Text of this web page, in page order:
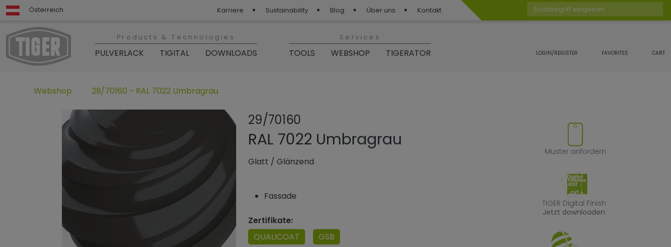
Österreich Karriere Sustainability Blog Über uns Kontakt
Suchbegriff eingeben
Products & Technologies
PULVERLACK TIGITAL DOWNLOADS
Services
TOOLS WEBSHOP TIGERATOR LOGIN/REGISTER FAVORITES CART
Webshop 29/70160 - RAL 7022 Umbragrau
29/70160
Produkt zu Favoriten hinzufügen oder
RAL 7022 Umbragrau
Glatt /Glänzend
Fassade
Zertifikate:
QUALICOAT
GSB
Muster anfordern
TIGER Digital Finish
Jetzt downloaden